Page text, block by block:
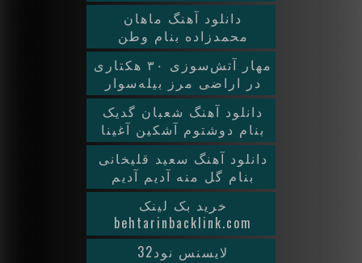
دانلود آهنگ ماهان
محمدزاده بنام وطن
مهار آتش‌سوزی ۳۰ هکتاری
در اراضی مرز بیله‌سوار
دانلود آهنگ شعبان گدیک
بنام دوشتوم آشکین آغینا
دانلود آهنگ سعید قلیخانی
بنام گل منه آدیم آدیم
خرید بک لینک
behtarinbacklink.com
لایسنس نود32